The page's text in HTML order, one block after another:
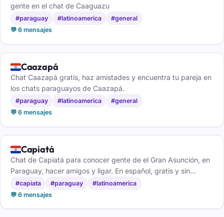
gente en el chat de Caaguazu
#paraguay #latinoamerica
#general
💬 6 mensajes
🇵🇾Caazapá
Chat Caazapá gratis, haz amistades y encuentra tu pareja en
los chats paraguayos de Caazapá.
#paraguay #latinoamerica
#general
💬 6 mensajes
🇵🇾Capiatá
Chat de Capiatá para conocer gente de el Gran Asunción, en
Paraguay, hacer amigos y ligar. En español, gratis y sin
registro, desde el móvil o el ordenador.
#capiata #paraguay
#latinoamerica
💬 6 mensajes